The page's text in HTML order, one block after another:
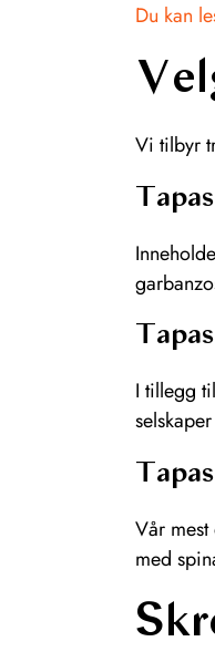
Du kan
Vi tilbyr
I tillegg
Vår
med